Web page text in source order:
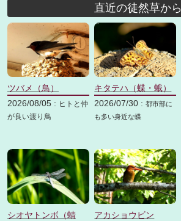
直近の徒然草から
ツバメ（鳥）
2026/08/05 : ヒトと仲
が良い渡り鳥
キタテハ（蝶・蛾）
2026/07/30 :都市部に
も多い身近な蝶
シオヤトンボ（蜻
アカショウビン